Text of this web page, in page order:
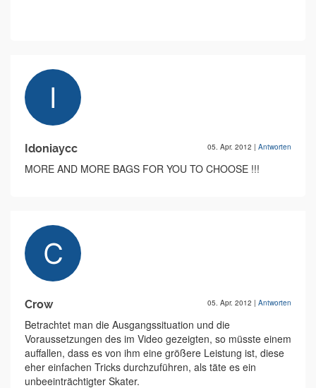
Idoniaycc 05. Apr. 2012 | Antworten
MORE AND MORE BAGS FOR YOU TO CHOOSE !!!
Crow 05. Apr. 2012 | Antworten
Betrachtet man die Ausgangssituation und die
Voraussetzungen des im Video gezeigten, so müsste einem
auffallen, dass es von ihm eine größere Leistung ist, diese
eher einfachen Tricks durchzuführen, als täte es ein
unbeeinträchtigter Skater.